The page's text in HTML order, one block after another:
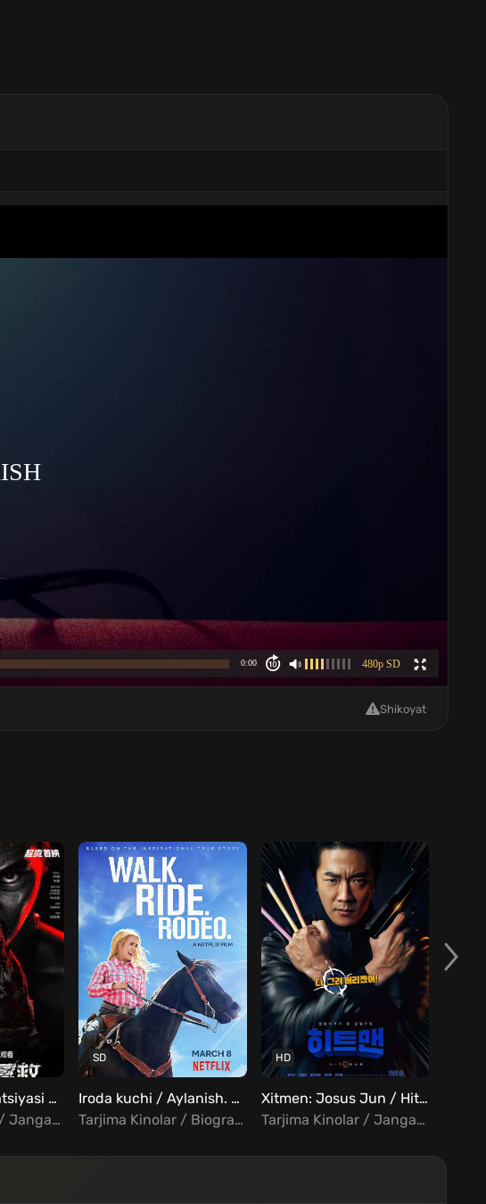
Shikoyat
Qutqaruv operatsiyasi Uzbek Tilida
Tarjima Kinolar / Jangari / Kriminal / Xorij Kinolar Uzbek Tilida
SD
Iroda kuchi / Aylanish. Chavandoz. Rodeo. Uzbek tilida
Tarjima Kinolar / Biografiya / Drama / Xorij Kinolar Uzbek Tilida
HD
Xitmen: Josus Jun / Hitmen Josus Jun Uzbek tilida
Tarjima Kinolar / Jangari / Komediya / Xorij Kinolar Uzbek Tilida